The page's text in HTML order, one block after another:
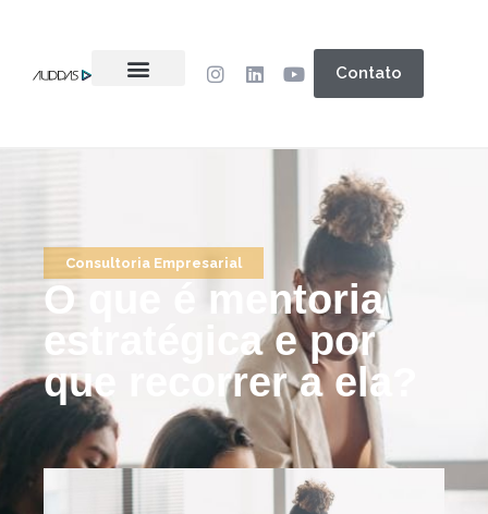
Contato
Consultoria Empresarial
O que é mentoria
estratégica e por
que recorrer a ela?